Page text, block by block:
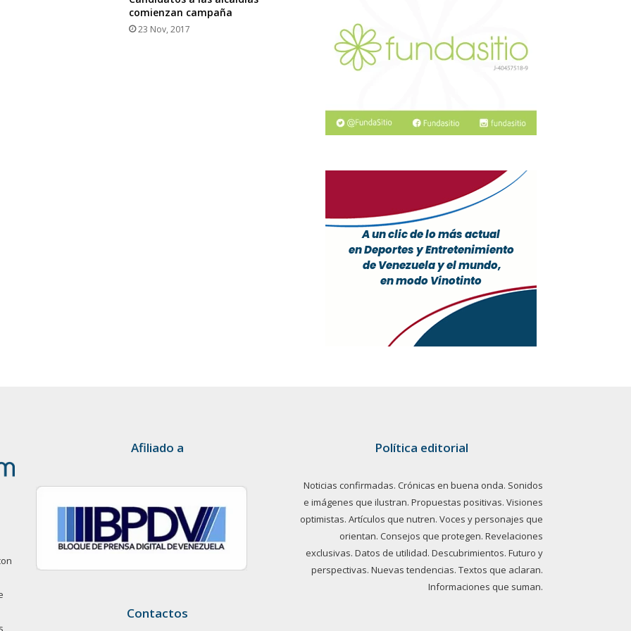
comienzan campaña
23 Nov, 2017
Afiliado a
Contactos
Política editorial
Noticias confirmadas. Crónicas en buena onda. Sonidos
e imágenes que ilustran. Propuestas positivas. Visiones
optimistas. Artículos que nutren. Voces y personajes que
orientan. Consejos que protegen. Revelaciones
exclusivas. Datos de utilidad. Descubrimientos. Futuro y
perspectivas. Nuevas tendencias. Textos que aclaran.
Informaciones que suman.